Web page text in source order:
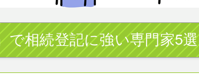
で相続登記に強い専門家5選